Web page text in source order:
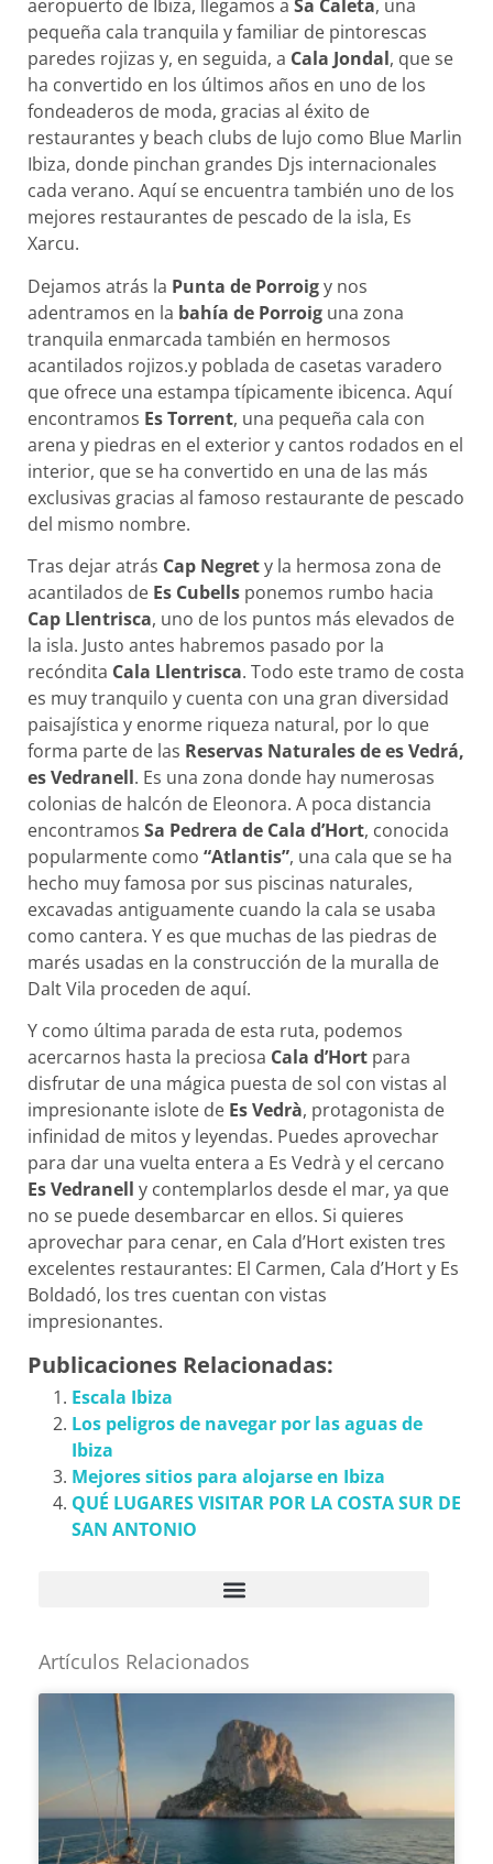
aeropuerto de Ibiza, llegamos a Sa Caleta, una
pequeña cala tranquila y familiar de pintorescas
paredes rojizas y, en seguida, a Cala Jondal, que se
ha convertido en los últimos años en uno de los
fondeaderos de moda, gracias al éxito de
restaurantes y beach clubs de lujo como Blue Marlin
Ibiza, donde pinchan grandes Djs internacionales
cada verano. Aquí se encuentra también uno de los
mejores restaurantes de pescado de la isla, Es
Xarcu.
Dejamos atrás la Punta de Porroigy nos
adentramos en la bahía de Porroig una zona
tranquila enmarcada también en hermosos
acantilados rojizos.y poblada de casetas varadero
que ofrece una estampa típicamente ibicenca. Aquí
encontramos Es Torrent, una pequeña cala con
arena y piedras en el exterior y cantos rodados en el
interior, que se ha convertido en una de las más
exclusivas gracias al famoso restaurante de pescado
del mismo nombre.
Tras dejar atrás Cap Negrety la hermosa zona de
acantilados de Es Cubells ponemos rumbo hacia
Cap Llentrisca, uno de los puntos más elevados de
la isla. Justo antes habremos pasado por la
recóndita Cala Llentrisca. Todo este tramo de costa
es muy tranquilo y cuenta con una gran diversidad
paisajística y enorme riqueza natural, por lo que
forma parte de las Reservas Naturales de es Vedrá,
es Vedranell. Es una zona donde hay numerosas
colonias de halcón de Eleonora. A poca distancia
encontramos Sa Pedrera de Cala d’Hort, conocida
popularmente como “Atlantis”, una cala que se ha
hecho muy famosa por sus piscinas naturales,
excavadas antiguamente cuando la cala se usaba
como cantera. Y es que muchas de las piedras de
marés usadas en la construcción de la muralla de
Dalt Vila proceden de aquí.
Y como última parada de esta ruta, podemos
acercarnos hasta la preciosa Cala d’Hort para
disfrutar de una mágica puesta de sol con vistas al
impresionante islote de Es Vedrà, protagonista de
infinidad de mitos y leyendas. Puedes aprovechar
para dar una vuelta entera a Es Vedrà y el cercano
Es Vedranell y contemplarlos desde el mar, ya que
no se puede desembarcar en ellos. Si quieres
aprovechar para cenar, en Cala d’Hort existen tres
excelentes restaurantes: El Carmen, Cala d’Hort y Es
Boldadó, los tres cuentan con vistas
impresionantes.
Publicaciones Relacionadas:
Escala Ibiza
Los peligros de navegar por las aguas de
Ibiza
Mejores sitios para alojarse en Ibiza
QUÉ LUGARES VISITAR POR LA COSTA SUR DE
SAN ANTONIO
Artículos Relacionados